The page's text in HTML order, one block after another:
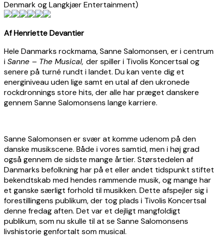
Af Henriette Devantier
Hele Danmarks rockmama, Sanne Salomonsen, er i centrum
iSanne – The Musical, der spiller i Tivolis Koncertsal og
senere på turné rundt i landet. Du kan vente dig et
energiniveau uden lige samt en utal af den ukronede
rockdronnings store hits, der alle har præget danskere
gennem Sanne Salomonsens lange karriere.
Sanne Salomonsen er svær at komme udenom på den
danske musikscene. Både i vores samtid, men i høj grad
også gennem de sidste mange årtier. Størstedelen af
Danmarks befolkning har på et eller andet tidspunkt stiftet
bekendtskab med hendes rammende musik, og mange har
et ganske særligt forhold til musikken. Dette afspejler sig i
forestillingens publikum, der tog plads i Tivolis Koncertsal
denne fredag aften. Det var et dejligt mangfoldigt
publikum, som nu skulle til at se Sanne Salomonsens
livshistorie genfortalt som musical.